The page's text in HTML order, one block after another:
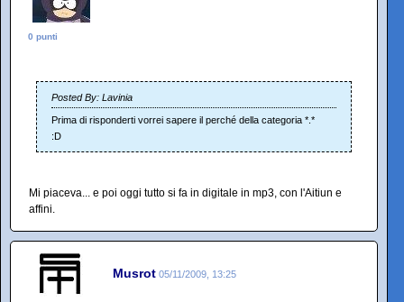
0 punti
Posted By: Lavinia
Prima di risponderti vorrei sapere il perché della categoria *.*
:D
Mi piaceva... e poi oggi tutto si fa in digitale in mp3, con l'Aitiun e
affini.
Musrot 05/11/2009, 13:25